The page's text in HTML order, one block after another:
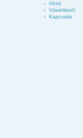
Hírek
Vásárlásról
Kapcsolat